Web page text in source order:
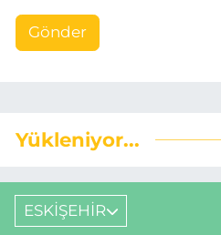
Gönder
Yükleniyor...
ESKİŞEHİR